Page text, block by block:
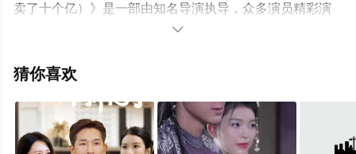
卖了十个亿）》是一部由知名导演执导，众多演员精彩演
绎的中国大陆电视剧，大结局剧情已揭晓（第61-90集完
辰电影网，更多相关信息可移步至豆瓣电视剧、电视猫或

猜你喜欢